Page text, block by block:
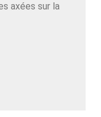
axées sur la